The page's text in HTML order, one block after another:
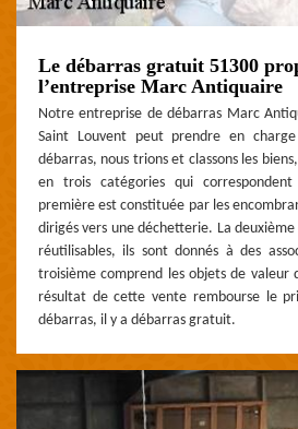
Le débarras gratuit 51300
l’entreprise Marc Antiquaire
Notre entreprise de débarras Marc
Saint Louvent peut prendre en
débarras, nous trions et classons les
en trois catégories qui
première est constituée par les
dirigés vers une déchetterie. La
réutilisables, ils sont donnés à des
troisième comprend les objets de valeur
résultat de cette vente rembourse le
débarras, il y a débarras gratuit.